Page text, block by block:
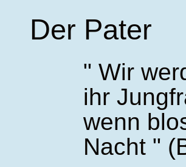
Der Pater
Wir
ihr
wenn
Nacht